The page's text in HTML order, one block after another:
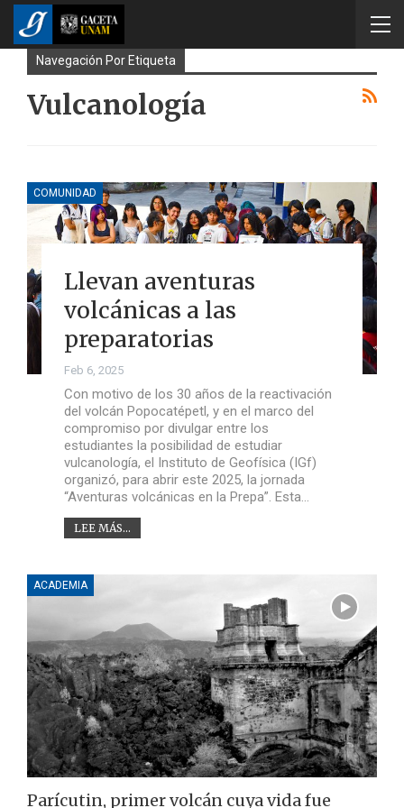
Navegación Por Etiqueta
Vulcanología
COMUNIDAD
Llevan aventuras
volcánicas a las
preparatorias
Feb 6, 2025
Con motivo de los 30 años de la reactivación
del volcán Popocatépetl, y en el marco del
compromiso por divulgar entre los
estudiantes la posibilidad de estudiar
vulcanología, el Instituto de Geofísica (IGf)
organizó, para abrir este 2025, la jornada
“Aventuras volcánicas en la Prepa”. Esta…
LEE MÁS...
ACADEMIA
Parícutin, primer volcán cuya vida fue